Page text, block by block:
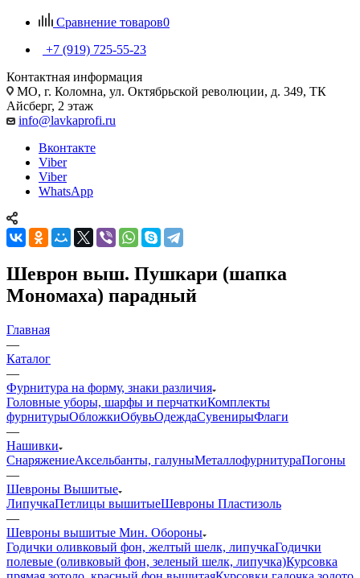
Сравнение товаров0
+7 (919) 725-55-23
Контактная информация
МО, г. Коломна, ул. Октябрьской революции, д. 349, ТК
Айсберг, 2 этаж
info@lavkaprofi.ru
Вконтакте
Viber
Viber
WhatsApp
Шеврон выш. Пушкари (шапка
Мономаха) парадный
Главная
—
Каталог
—
Фурнитура на форму, знаки различия
Головные уборы, шарфы и перчаткиКомплекты
фурнитурыОбложкиОбувьОдеждаСувенирыФлаги
—
Нашивки
СнаряжениеАксельбанты, галуныМеталлофурнитураПогоны
—
Шевроны Вышитые
ЛипучкаПетлицы вышитыеШевроны Пластизоль
—
Шевроны вышитые Мин. Обороны
Годички оливковый фон, желтый шелк, липучкаГодички
полевые (оливковый фон, зеленый шелк, липучка)Курсовка